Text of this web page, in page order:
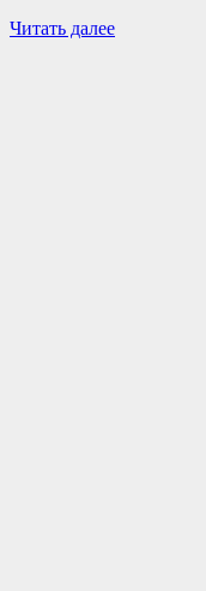
Читать далее